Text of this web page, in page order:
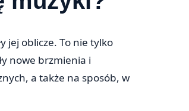
jej oblicze. To nie tylko
nowe brzmienia i
a także na sposób, w